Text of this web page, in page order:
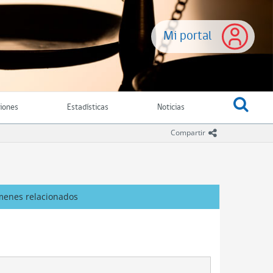
Mi portal
Estadísticas Noticias
Compartir icono
relacionados